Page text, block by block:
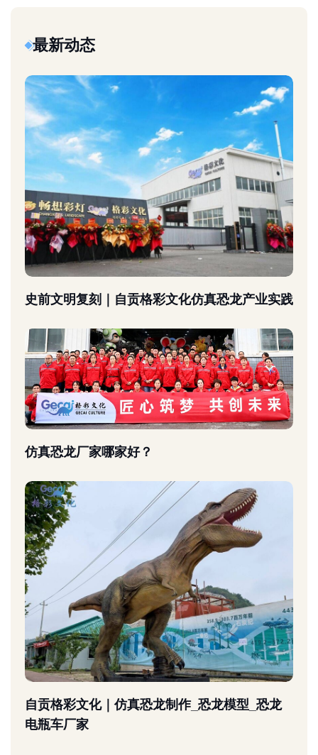
最新动态
史前文明复刻｜自贡格彩文化仿真恐龙产业实践
仿真恐龙厂家哪家好？
自贡格彩文化｜仿真恐龙制作_恐龙模型_恐龙
电瓶车厂家